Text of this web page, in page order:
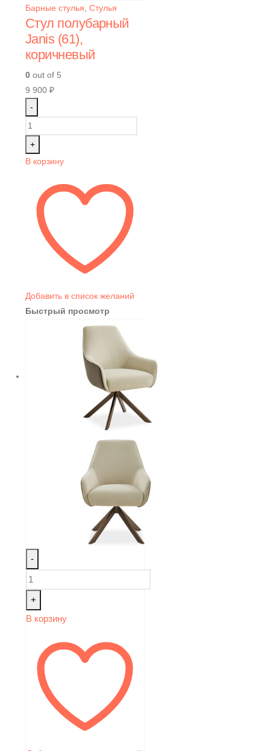
Барные стулья Стулья
Стул полубарный
Janis (61),
коричневый
0 out of 5
9 900 ₽
-
+
В корзину
Добавить в список желаний
Быстрый просмотр
-
+
В корзину